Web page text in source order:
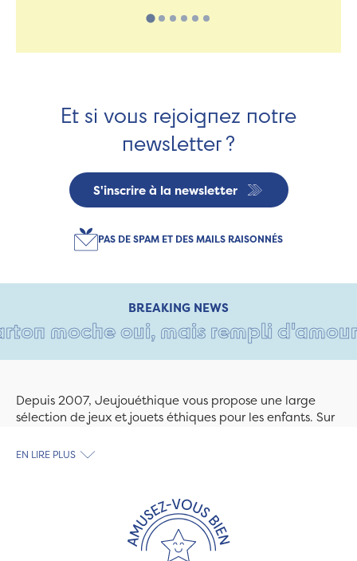
Et si vous rejoignez notre
newsletter ?
S'inscrire à la newsletter
PAS DE SPAM ET DES MAILS RAISONNÉS
BREAKING NEWS
moche oui, mais rempli d'amour •
Depuis 2007, Jeujouéthique vous propose une large
sélection de jeux et jouets éthiques pour les enfants. Sur
découvrez le plus grand choix de jouets en bois
les jeux et jouets en bois de qualité et engagés dans le
développement durable. Ils nous fabriquent des jouets
pour les jeunes enfants, des jeux d'éveil, des jeux de
société, des jouets d'imitation, des jeux de plein air, ... et
EN LIRE PLUS